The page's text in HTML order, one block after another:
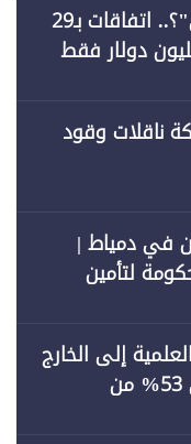
أين ذهبت قروض "عهد السيسي"؟.. اتفاقات بـ29
دولار لقطاع الكهرباء 490 مليون دولار فقط
ناقلات وقود
في دمياط |
لتأمين
إلى الخارج
| 6 جامعات حكومية تستحوذ على 53% من